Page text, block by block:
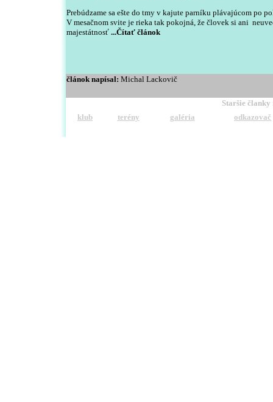
Prebúdzame sa ešte do tmy v kajute parníku plávajúcom po
V mesačnom svite je rieka tak pokojná, že človek si ani
majestátnosť ...Čítať článok
článok napísal: Michal Lackovič
Staršie
klub
terény galéria odkazovač